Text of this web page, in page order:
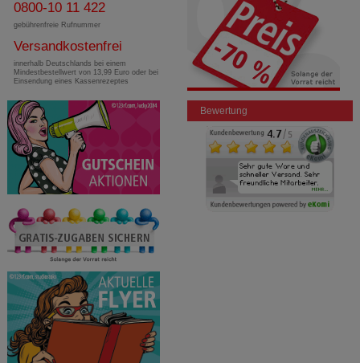
0800-10 11 422
gebührenfreie Rufnummer
Versandkostenfrei
innerhalb Deutschlands bei einem
Mindestbestellwert von 13,99 Euro oder bei
Einsendung eines Kassenrezeptes
Bewertung